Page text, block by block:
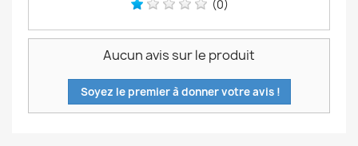
(0)
Aucun avis sur le produit
Soyez le premier à donner votre avis !